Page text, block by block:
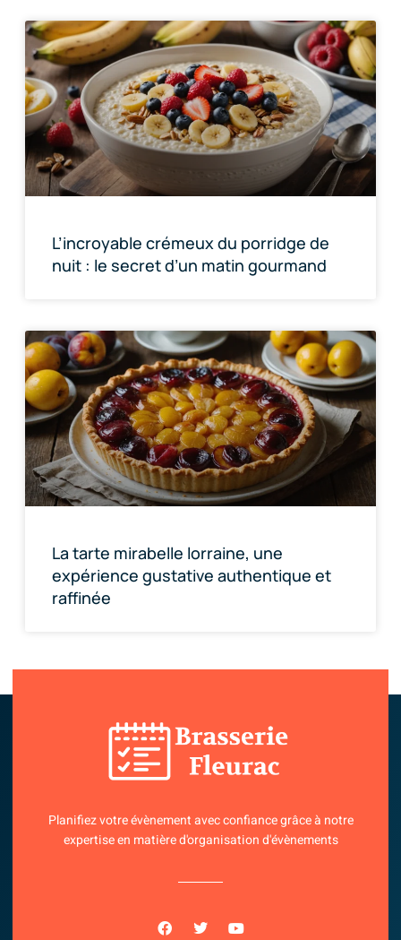
L’incroyable crémeux du porridge de
nuit : le secret d’un matin gourmand
La tarte mirabelle lorraine, une
expérience gustative authentique et
raffinée
Planifiez votre évènement avec confiance grâce à notre
expertise en matière d'organisation d'évènements